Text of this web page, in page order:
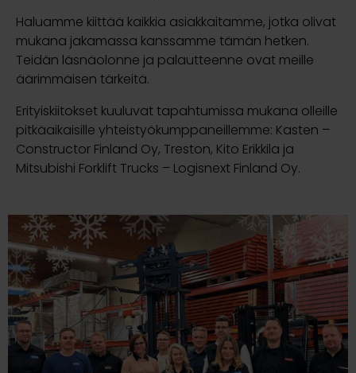
Haluamme kiittää kaikkia asiakkaitamme, jotka olivat
mukana jakamassa kanssamme tämän hetken.
Teidän läsnäolonne ja palautteenne ovat meille
äärimmäisen tärkeitä.
Erityiskiitokset kuuluvat tapahtumissa mukana olleille
pitkäaikaisille yhteistyökumppaneillemme: Kasten –
Constructor Finland Oy, Treston, Kito Erikkila ja
Mitsubishi Forklift Trucks – Logisnext Finland Oy.